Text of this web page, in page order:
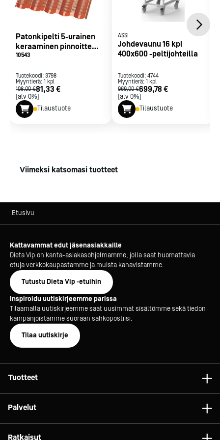
Patonkipelti 5-urainen
keraaminen pinnoitte
600x40
10543
Tuotekoodi: 3798
Myyntierä: 1 kpl
108,00 €81,33 €
[alv 0%]
Tilaustuote
ASSI
Johdevaunu 16 kpl
400x600 -peltijohteilla
Tuotekoodi: 4744
Myyntierä: 1 kpl
969,00 €699,78 €
[alv 0%]
Tilaustuote
Viimeksi katsomasi tuotteet
Etusivu
Kattavammat edut jäsenasiakkaille
Dieta Vip on kanta-asiakasohjelmamme, jolla saat huomattavia
etuja verkkokaupastamme ja muista kanavistamme.
Tutustu Dieta Vip -etuihin
Inspiroidu uutiskirjeemme parissa
Tilaamalla uutiskirjeemme saat uusimmat sisältömme sekä tiedon
kampanjoistamme suoraan sähköpostiisi.
Tilaa uutiskirje
Tuotteet
Tarvikkeet
Palvelut
Konsultointi